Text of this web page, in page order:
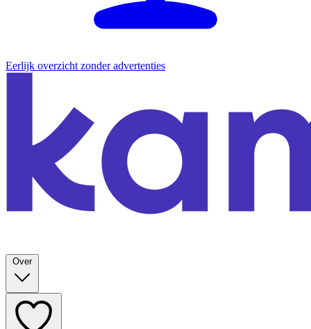
Eerlijk overzicht zonder advertenties
Over